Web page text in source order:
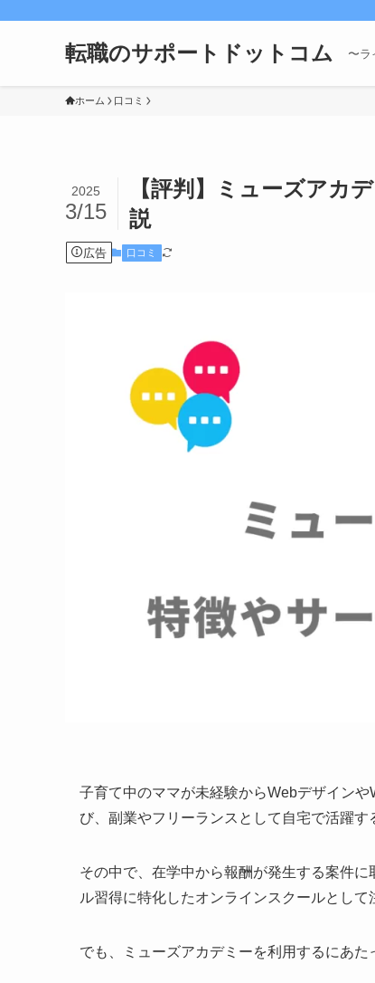
転職のサポートドットコム 〜ラ
ホーム 口コミ
【評判】ミューズアカ
説
2025
3/15
広告 口コミ
子育て中のママが未経験からWebデザイン
び、副業やフリーランスとして自宅で活躍す
その中で、在学中から報酬が発生する案件
ル習得に特化したオンラインスクールとして
でも、ミューズアカデミーを利用するにあ